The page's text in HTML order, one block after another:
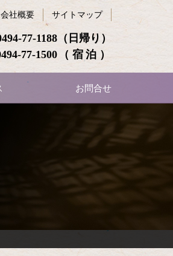
77-1188 （日帰り）
77-1500 （宿泊）
会社概要 サイトマップ
お問合せ